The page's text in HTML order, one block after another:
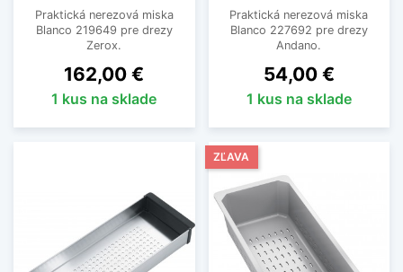
Praktická nerezová miska
Blanco 219649 pre drezy
Zerox.
Cena
162,00 €
1 kus na sklade
Praktická nerezová miska
Blanco 227692 pre drezy
Andano.
Cena
54,00 €
1 kus na sklade
ZĽAVA